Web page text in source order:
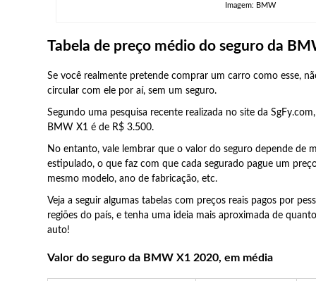
Imagem: BMW
Tabela de preço médio do seguro da
Se você realmente pretende comprar um carro como esse,
circular com ele por aí, sem um seguro.
Segundo uma pesquisa recente realizada no site da
BMW X1 é de R$ 3.500.
No entanto, vale lembrar que o valor do seguro depende de
estipulado, o que faz com que cada segurado pague um
mesmo modelo, ano de fabricação, etc.
Veja a seguir algumas tabelas com preços reais pagos por
regiões do país, e tenha uma ideia mais aproximada de
auto!
Valor do seguro da BMW X1 2020, em média